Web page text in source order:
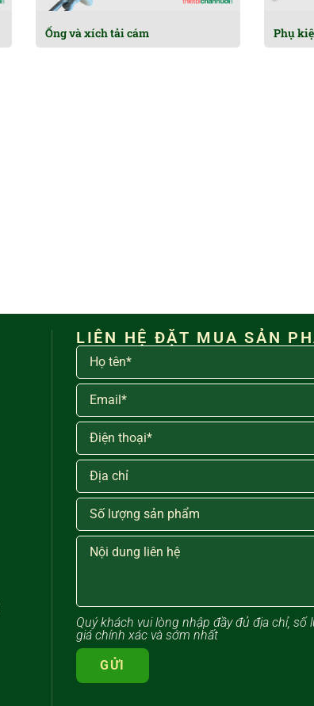
Ống và xích tải cám Phụ
LIÊN HỆ ĐẶT MUA SẢN
Quý khách vui lòng ​nhập đầy đủ địa chỉ,
giá chính xác và sớm nhất